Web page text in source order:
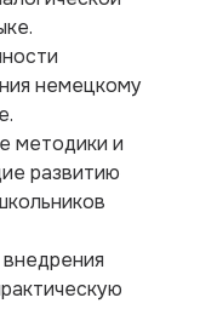
немецкому
методики и
развитию